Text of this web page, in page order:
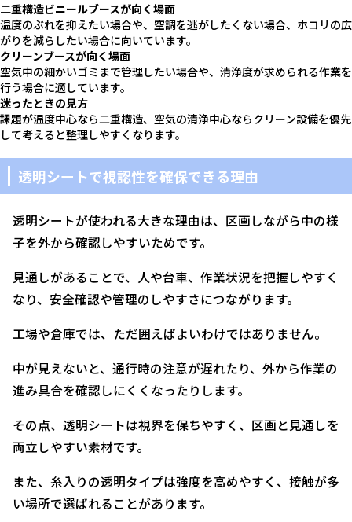
二重構造ビニールブースが向く場面
温度のぶれを抑えたい場合や、空調を逃がしたくない場合、ホコリの広
がりを減らしたい場合に向いています。
クリーンブースが向く場面
空気中の細かいゴミまで管理したい場合や、清浄度が求められる作業を
行う場合に適しています。
迷ったときの見方
課題が温度中心なら二重構造、空気の清浄中心ならクリーン設備を優先
して考えると整理しやすくなります。
透明シートで視認性を確保できる理由
透明シートが使われる大きな理由は、区画しながら中の様
子を外から確認しやすいためです。
見通しがあることで、人や台車、作業状況を把握しやすく
なり、安全確認や管理のしやすさにつながります。
工場や倉庫では、ただ囲えばよいわけではありません。
中が見えないと、通行時の注意が遅れたり、外から作業の
進み具合を確認しにくくなったりします。
その点、透明シートは視界を保ちやすく、区画と見通しを
両立しやすい素材です。
また、糸入りの透明タイプは強度を高めやすく、接触が多
い場所で選ばれることがあります。